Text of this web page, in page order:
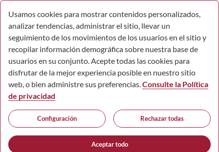
© Todos los derechos reservados.
Comunidad Autónoma de la Región de Murcia.
Protección de datos
Usamos cookies para mostrar contenidos personalizados,
analizar tendencias, administrar el sitio, llevar un
seguimiento de los movimientos de los usuarios en el sitio y
recopilar información demográfica sobre nuestra base de
usuarios en su conjunto. Acepte todas las cookies para
disfrutar de la mejor experiencia posible en nuestro sitio
web, o bien administre sus preferencias.Consulte la Política
de privacidad
Configuración
Aceptar todo
Rechazar todas